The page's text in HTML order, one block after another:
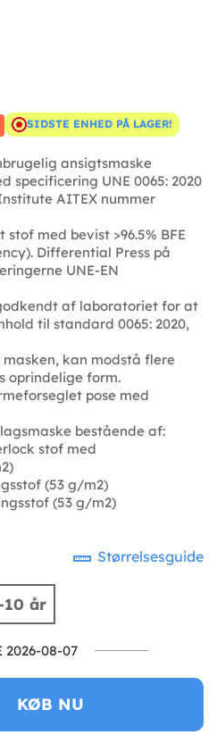
SIDSTE ENHED PÅ LAGER!
ansigtsmaske
specificering UNE 0065: 2020
AITEX nummer
med bevist >96.5% BFE
Differential Press på
UNE-EN
af laboratoriet for at
til standard 0065: 2020,
kan modstå flere
oprindelige form.
pose med
bestående af:
stof med
(53 g/m2)
(53 g/m2)
Størrelsesguide
10 år
2026-08-07
KØB NU